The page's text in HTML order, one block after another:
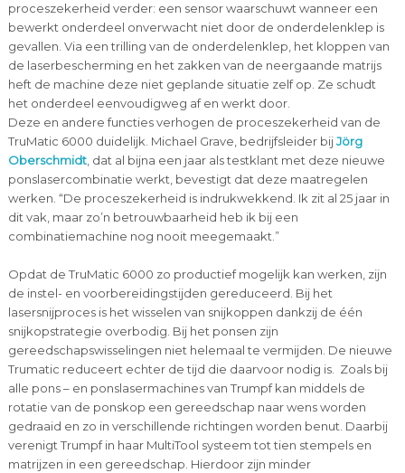
proceszekerheid verder: een sensor waarschuwt wanneer een
bewerkt onderdeel onverwacht niet door de onderdelenklep is
gevallen. Via een trilling van de onderdelenklep, het kloppen van
de laserbescherming en het zakken van de neergaande matrijs
heft de machine deze niet geplande situatie zelf op. Ze schudt
het onderdeel eenvoudigweg af en werkt door.
Deze en andere functies verhogen de proceszekerheid van de
TruMatic 6000 duidelijk. Michael Grave, bedrijfsleider bijJörg
Oberschmidt, dat al bijna een jaar als testklant met deze nieuwe
ponslasercombinatie werkt, bevestigt dat deze maatregelen
werken. “De proceszekerheid is indrukwekkend. Ik zit al 25 jaar in
dit vak, maar zo’n betrouwbaarheid heb ik bij een
combinatiemachine nog nooit meegemaakt.”
Opdat de TruMatic 6000 zo productief mogelijk kan werken, zijn
de instel- en voorbereidingstijden gereduceerd. Bij het
lasersnijproces is het wisselen van snijkoppen dankzij de één
snijkopstrategie overbodig. Bij het ponsen zijn
gereedschapswisselingen niet helemaal te vermijden. De nieuwe
Trumatic reduceert echter de tijd die daarvoor nodig is. Zoals bij
alle pons – en ponslasermachines van Trumpf kan middels de
rotatie van de ponskop een gereedschap naar wens worden
gedraaid en zo in verschillende richtingen worden benut. Daarbij
verenigt Trumpf in haar MultiTool systeem tot tien stempels en
matrijzen in een gereedschap. Hierdoor zijn minder